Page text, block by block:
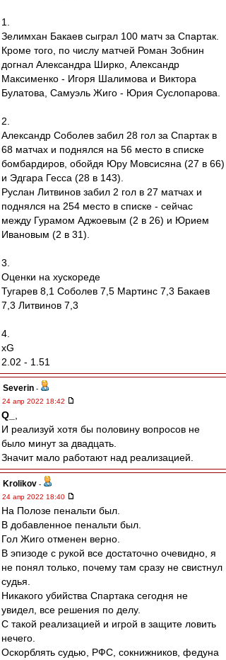
1.
Зелимхан Бакаев сыграл 100 матч за Спартак.
Кроме того, по числу матчей Роман Зобнин
догнал Александра Ширко, Александр
Максименко - Игоря Шалимова и Виктора
Булатова, Самуэль Жиго - Юрия Суслопарова.
2.
Александр Соболев забил 28 гол за Спартак в
68 матчах и поднялся на 56 место в списке
бомбардиров, обойдя Юру Мовсисяна (27 в 66)
и Эдгара Гесса (28 в 143).
Руслан Литвинов забил 2 гол в 27 матчах и
поднялся на 254 место в списке - сейчас
между Гурамом Аджоевым (2 в 26) и Юрием
Ивановым (2 в 31).
3.
Оценки на хускореде
Тугарев 8,1 Соболев 7,5 Мартинс 7,3 Бакаев
7,3 Литвинов 7,3
4.
xG
2.02 - 1.51
Severin -
24 апр 2022 18:42
Q_
И реализуй хотя бы половину вопросов не
было минут за двадцать.
Значит мало работают над реализацией.
Krolikov -
24 апр 2022 18:40
На Полозе пенальти был.
В добавленное пенальти был.
Гол Жиго отменен верно.
В эпизоде с рукой все достаточно очевидно, я
не понял только, почему там сразу не свистнул
судья.
Никакого убийства Спартака сегодня не
увидел, все решения по делу.
С такой реализацией и игрой в защите ловить
нечего.
Оскорблять судью, РФС, сокнижников, федуна